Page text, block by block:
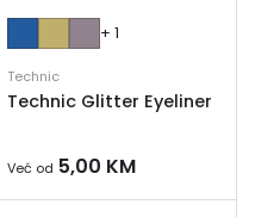
+ 1
Technic
Technic Glitter Eyeliner
Već od 5,00 KM